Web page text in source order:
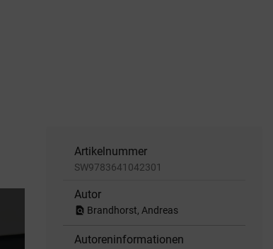
Artikelnummer
SW9783641042301
Autor
find_in_page Brandhorst, Andreas
Autoreninformationen